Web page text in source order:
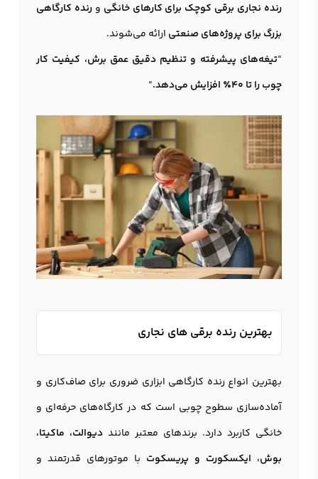
رنده نجاری برقی کوچک برای کارهای خانگی و رنده کارگاهی
بزرگ برای پروژه‌های صنعتی ارائه می‌شوند.
“تیغه‌های پیشرفته و تنظیم دقیق عمق برش، کیفیت کار
چوب را تا 40٪ افزایش می‌دهد.
“
بهترین رنده برقی های نجاری
بهترین انواع رنده کارگاهی ابزاری ضروری برای صاف‌کاری و
آماده‌سازی سطوح چوبی است که در کارگاه‌های حرفه‌ای و
خانگی کاربرد دارد. برندهای معتبر مانند دیوالت، ماکیتا،
بوش، ایکسکورت و پریسکوت با موتورهای قدرتمند و